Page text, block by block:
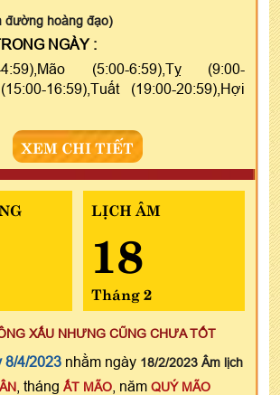
đường hoàng đạo)
NGÀY :
(5:00-6:59),Tỵ (9:00-
16:59),Tuất (19:00-20:59),Hợi
XEM CHI TIẾT
LỊCH ÂM
18
Tháng 2
XẤU NHƯNG CŨNG CHƯA TỐT
8/4/2023 nhằm ngày 18/2/2023 Âm lịch
, tháng ẤT MÃO , năm QUÝ MÃO